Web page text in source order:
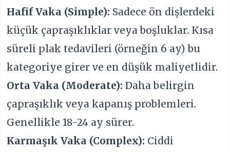
Hafif Vaka (Simple): Sadece ön dişlerdeki
küçük çapraşıklıklar veya boşluklar. Kısa
süreli plak tedavileri (örneğin 6 ay) bu
kategoriye girer ve en düşük maliyetlidir.
Orta Vaka (Moderate): Daha belirgin
çapraşıklık veya kapanış problemleri.
Genellikle 18-24 ay sürer.
Karmaşık Vaka (Complex): Ciddi